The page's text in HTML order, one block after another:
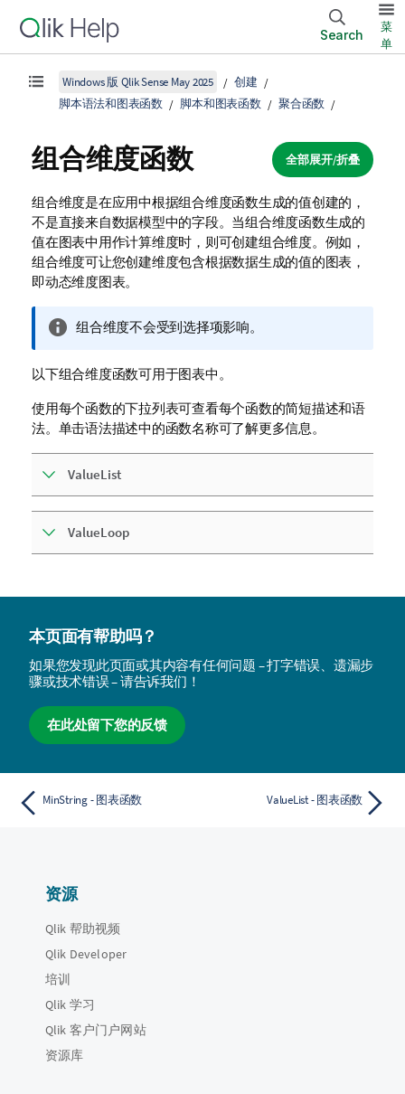
Search
菜
单
Windows 版 Qlik Sense May 2025
创建
脚本语法和图表函数
脚本和图表函数 聚合函数
全部展开/折叠
组合维度函数
组合维度是在应用中根据组合维度函数生成的值创建的，
不是直接来自数据模型中的字段。当组合维度函数生成的
值在图表中用作计算维度时，则可创建组合维度。例如，
组合维度可让您创建维度包含根据数据生成的值的图表，
即动态维度图表。
信
注
释
组合维度不会受到选择项影响。
以下组合维度函数可用于图表中。
使用每个函数的下拉列表可查看每个函数的简短描述和语
法。单击语法描述中的函数名称可了解更多信息。
ValueList
ValueLoop
本页面有帮助吗？
如果您发现此页面或其内容有任何问题 – 打字错误、遗漏步
骤或技术错误 – 请告诉我们！
在此处留下您的反馈
MinString - 图表函数 ValueList - 图表函数
资源
Qlik 帮助视频
Qlik Developer
培训
Qlik 学习
Qlik 客户门户网站
资源库